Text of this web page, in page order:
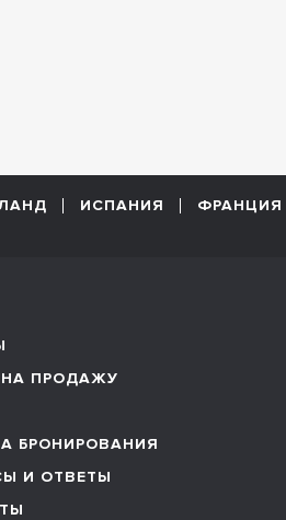
ИСПАНИЯ ФРАНЦИЯ
ПРОДАЖУ
БРОНИРОВАНИЯ
И ОТВЕТЫ